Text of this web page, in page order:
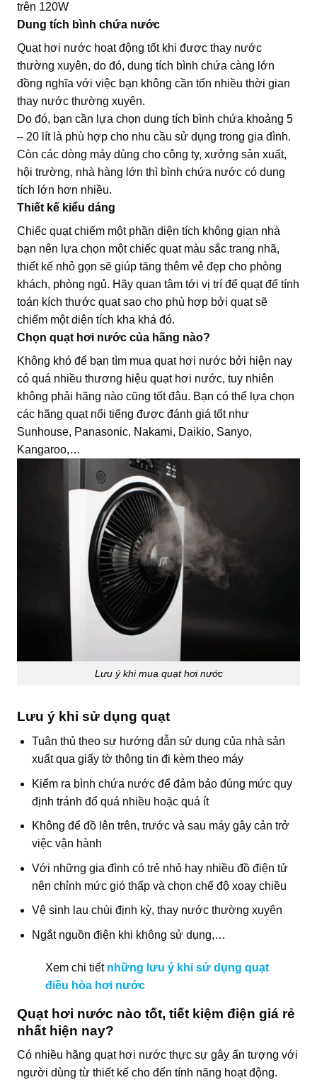
trên 120W
Dung tích bình chứa nước
Quạt hơi nước hoạt động tốt khi được thay nước
thường xuyên, do đó, dung tích bình chứa càng lớn
đồng nghĩa với việc bạn không cần tốn nhiều thời gian
thay nước thường xuyên.
Do đó, bạn cần lựa chọn dung tích bình chứa khoảng 5
– 20 lít là phù hợp cho nhu cầu sử dụng trong gia đình.
Còn các dòng máy dùng cho công ty, xưởng sản xuất,
hội trường, nhà hàng lớn thì bình chứa nước có dung
tích lớn hơn nhiều.
Thiết kế kiểu dáng
Chiếc quạt chiếm một phần diện tích không gian nhà
bạn nên lựa chọn một chiếc quạt màu sắc trang nhã,
thiết kế nhỏ gọn sẽ giúp tăng thêm vẻ đẹp cho phòng
khách, phòng ngủ. Hãy quan tâm tới vị trí để quạt để tính
toán kích thước quạt sao cho phù hợp bởi quạt sẽ
chiếm một diện tích kha khá đó.
Chọn quạt hơi nước của hãng nào?
Không khó để bạn tìm mua quạt hơi nước bởi hiện nay
có quá nhiều thương hiệu quạt hơi nước, tuy nhiên
không phải hãng nào cũng tốt đâu. Bạn có thể lựa chọn
các hãng quạt nổi tiếng được đánh giá tốt như
Sunhouse, Panasonic, Nakami, Daikio, Sanyo,
Kangaroo,…
Lưu ý khi mua quạt hơi nước
Lưu ý khi sử dụng quạt
Tuân thủ theo sự hướng dẫn sử dụng của nhà sản
xuất qua giấy tờ thông tin đi kèm theo máy
Kiểm ra bình chứa nước để đảm bảo đúng mức quy
định tránh đổ quá nhiều hoặc quá ít
Không để đồ lên trên, trước và sau máy gây cản trở
việc vận hành
Với những gia đình có trẻ nhỏ hay nhiều đồ điện tử
nên chỉnh mức gió thấp và chọn chế độ xoay chiều
Vệ sinh lau chùi định kỳ, thay nước thường xuyên
Ngắt nguồn điện khi không sử dụng,…
Xem chi tiết những lưu ý khi sử dụng quạt
điều hòa hơi nước
Quạt hơi nước nào tốt, tiết kiệm điện giá rẻ
nhất hiện nay?
Có nhiều hãng quạt hơi nước thực sự gây ấn tượng với
người dùng từ thiết kế cho đến tính năng hoạt động.